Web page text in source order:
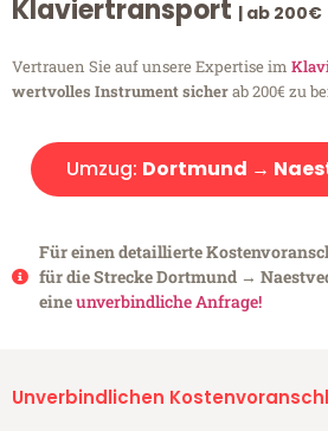
Klaviertransport | ab 200€
Vertrauen Sie auf unsere Expertise im
wertvolles Instrument sicherab 200€ zu
Umzug: Dortmund →
Für einen detaillierte
für die Strecke Dortmund →
eineunverbindliche Anfrage!
Unverbindlichen